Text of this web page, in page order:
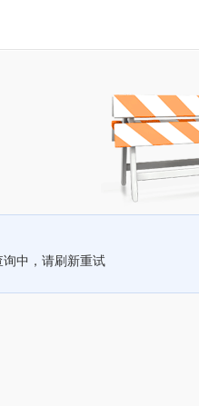
询中，请刷新重试